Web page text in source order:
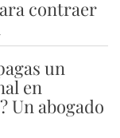
contraer
un
en
Un abogado